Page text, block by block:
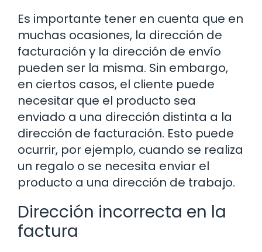
Es importante tener en cuenta que en
muchas ocasiones, la dirección de
facturación y la dirección de envío
pueden ser la misma. Sin embargo,
en ciertos casos, el cliente puede
necesitar que el producto sea
enviado a una dirección distinta a la
dirección de facturación. Esto puede
ocurrir, por ejemplo, cuando se realiza
un regalo o se necesita enviar el
producto a una dirección de trabajo.
Dirección incorrecta en la
factura